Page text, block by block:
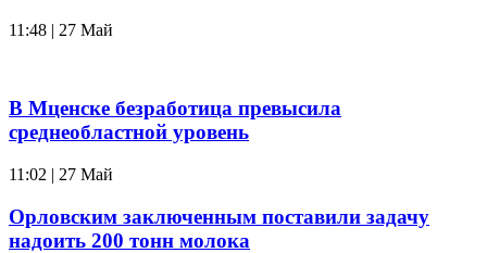
11:48 | 27 Май
В Мценске безработица превысила
среднеобластной уровень
11:02 | 27 Май
Орловским заключенным поставили задачу
надоить 200 тонн молока